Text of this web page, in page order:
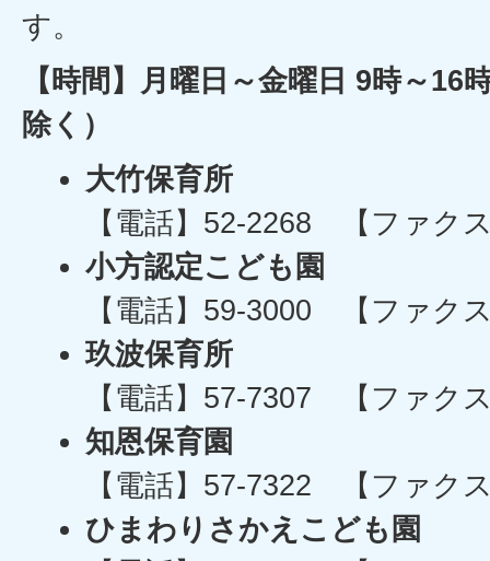
す。
【時間】月曜日～金曜日 9時～16
除く）
大竹保育所
【電話】52-2268 【ファク
小方認定こども園
【電話】59-3000 【ファク
玖波保育所
【電話】57-7307 【ファク
知恩保育園
【電話】57-7322 【ファク
ひまわりさかえこども園